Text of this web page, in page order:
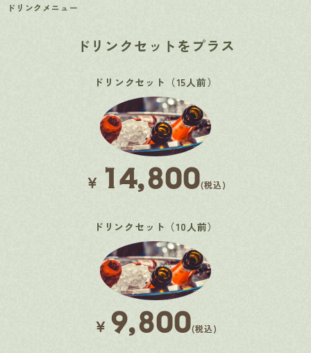
ドリンクメニュー
ドリンクセットをプラス
ドリンクセット（15人前）
￥ 14,800(税込)
ドリンクセット（10人前）
￥ 9,800(税込)